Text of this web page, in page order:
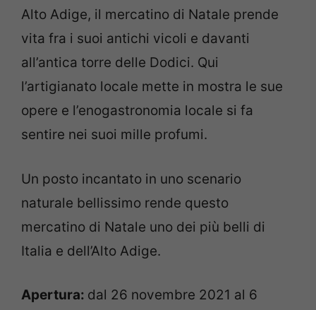
Alto Adige, il mercatino di Natale prende
vita fra i suoi antichi vicoli e davanti
all’antica torre delle Dodici. Qui
l’artigianato locale mette in mostra le sue
opere e l’enogastronomia locale si fa
sentire nei suoi mille profumi.
Un posto incantato in uno scenario
naturale bellissimo rende questo
mercatino di Natale uno dei più belli di
Italia e dell’Alto Adige.
Apertura: dal 26 novembre 2021 al 6